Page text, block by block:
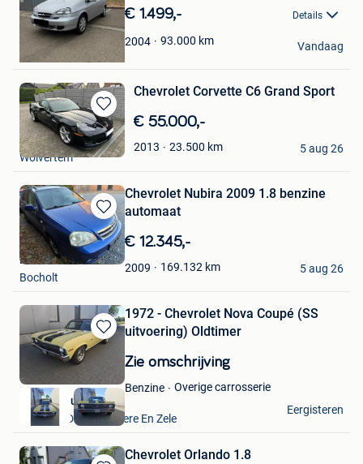
Mijn
Favorieten€ 1.499,- Details
2004 93.000 km
mid
Leuven
Vandaag
Bewaren
in
Mijn
Chevrolet Corvette C6 Grand Sport
€ 55.000,-
2013 23.500 km
AV
Wolvertem
5 aug 26
Bewaren
in
Mijn
Favorieten
Chevrolet Nubira 2009 1.8 benzine
automaat
€ 12.345,-
2009 169.132 km
Dennis van Berkel
Bocholt
5 aug 26
Bewaren
in
Mijn
Favorieten
1972 - Chevrolet Nova Coupé (SS
uitvoering) Oldtimer
Zie omschrijving
Benzine
Overige carrosserie
VAVATO Auctions
Lokeren+Deel Overmere En Zele
Eergisteren
Chevrolet Orlando 1.8